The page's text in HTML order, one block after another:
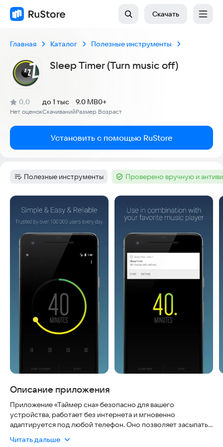
Скачать
Главная Каталог Полезные инструменты
Sleep Timer (Turn music off)
Рейтинг:
0,0
(
Нет оценок
)
Скачиваний
до 1 тыс
Размер
9.0 MB
Возраст
0+
Установить с помощью RuStore
Категория:
Полезные инструменты Тег :Проверено вручную и
Скриншоты
Описание приложения
Приложение «Таймер сна» безопасно для вашего
устройства, работает без интернета и мгновенно
адаптируется под любой телефон. Оно позволяет засыпать
время. Когда таймер сработает, звук плавно затихнет и
Читать дальше